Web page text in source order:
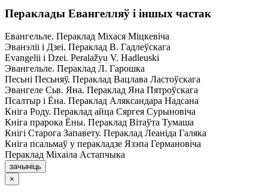
Пераклады Евангелляў і іншых частак
Евангельле. Пераклад Міхася Міцкевіча
Эванэліі і Дзеі. Пераклад В. Гадлеўскага
Evangelii і Dzei. Рeralažyu V. Hadleuski
Эвангельле. Пераклад Л. Гарошка
Песьні Песьняў. Пераклад Вацлава Ластоўскага
Эвангеле Сьв. Яна. Пераклад Яна Пятроўскага
Псалтыр i Ёна. Пераклад Аляксандара Надсана
Кніга Роду. Пераклад айца Сяргея Сурыновіча
Кніга прарока Ёны. Пераклад Вітаўта Тумаша
Кнігі Старога Запавету. Пераклад Леаніда Галяка
Кніга псальмаў у перакладзе Язэпа Германовіча
Пераклад Міхаіла Астапчыка
зачыніць
×